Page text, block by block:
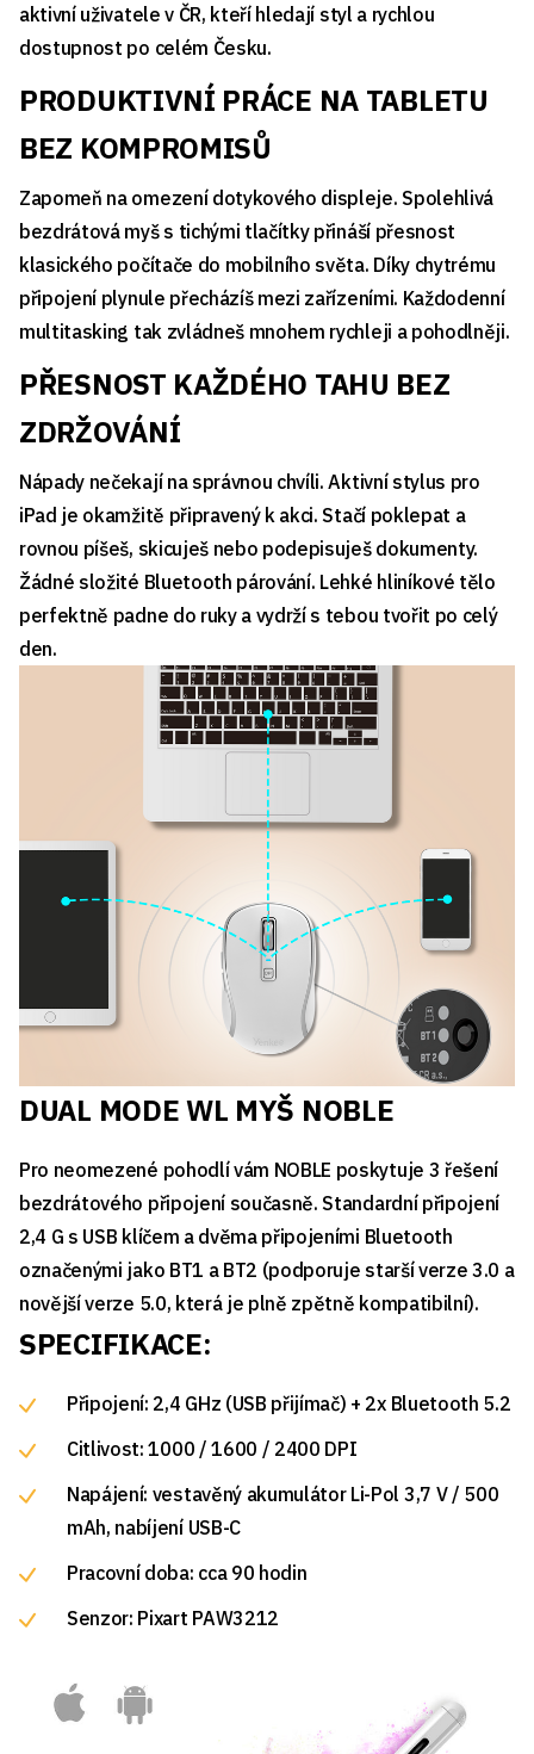
aktivní uživatele v ČR, kteří hledají styl a rychlou
dostupnost po celém Česku.
PRODUKTIVNÍ PRÁCE NA TABLETU
BEZ KOMPROMISŮ
Zapomeň na omezení dotykového displeje. Spolehlivá
bezdrátová myš s tichými tlačítky přináší přesnost
klasického počítače do mobilního světa. Díky chytrému
připojení plynule přecházíš mezi zařízeními. Každodenní
multitasking tak zvládneš mnohem rychleji a pohodlněji.
PŘESNOST KAŽDÉHO TAHU BEZ
ZDRŽOVÁNÍ
Nápady nečekají na správnou chvíli. Aktivní stylus pro
iPad je okamžitě připravený k akci. Stačí poklepat a
rovnou píšeš, skicuješ nebo podepisuješ dokumenty.
Žádné složité Bluetooth párování. Lehké hliníkové tělo
perfektně padne do ruky a vydrží s tebou tvořit po celý
den.
DUAL MODE WL MYŠ NOBLE
Pro neomezené pohodlí vám NOBLE poskytuje 3 řešení
bezdrátového připojení současně. Standardní připojení
2,4 G s USB klíčem a dvěma připojeními Bluetooth
označenými jako BT1 a BT2 (podporuje starší verze 3.0 a
novější verze 5.0, která je plně zpětně kompatibilní).
SPECIFIKACE:
Připojení: 2,4 GHz (USB přijímač) + 2x Bluetooth 5.2
Citlivost: 1000 / 1600 / 2400 DPI
Napájení: vestavěný akumulátor Li-Pol 3,7 V / 500
mAh, nabíjení USB-C
Pracovní doba: cca 90 hodin
Senzor: Pixart PAW3212